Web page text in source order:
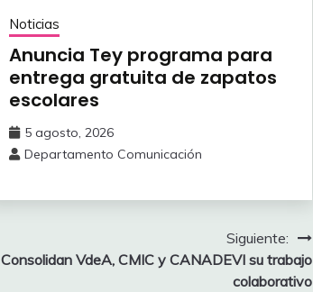
Noticias
Anuncia Tey programa para
entrega gratuita de zapatos
escolares
5 agosto, 2026
Departamento Comunicación
Siguiente:
‎Consolidan VdeA, CMIC y CANADEVI su trabajo
colaborativo